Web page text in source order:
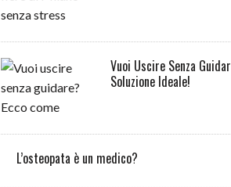
Vuoi Uscire Senza
Soluzione Ideale!
L’osteopata è un medico?